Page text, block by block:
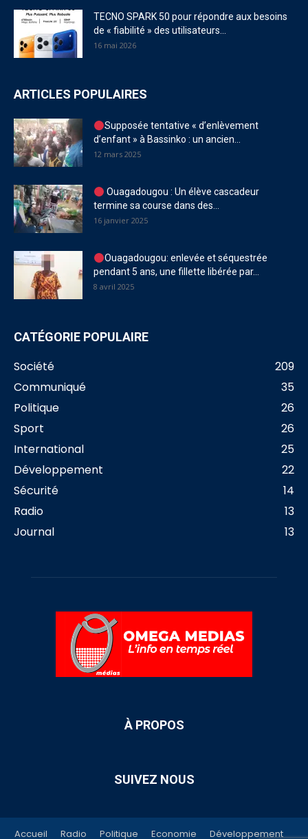
TECNO SPARK 50 pour répondre aux besoins
de « fiabilité » des utilisateurs...
16 mai 2026
ARTICLES POPULAIRES
Supposée tentative « d’enlèvement
d’enfant » à Bassinko : un ancien...
12 mars 2025
Ouagadougou : Un élève cascadeur
termine sa course dans des...
16 janvier 2025
Ouagadougou: enlevée et séquestrée
pendant 5 ans, une fillette libérée par...
8 avril 2025
CATÉGORIE POPULAIRE
Société
209
Communiqué
35
Politique
26
Sport
26
International
25
Développement
22
Sécurité
14
Radio
13
Journal
13
À PROPOS
SUIVEZ NOUS
Accueil Radio Politique Economie Développement